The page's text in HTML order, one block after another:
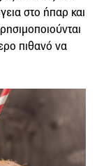
στο ήπαρ και
πιθανό να